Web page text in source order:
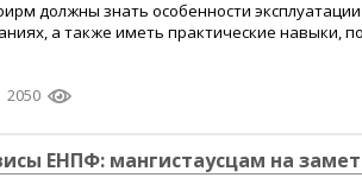
должны знать особенности
а также иметь практические навыки,
2050
ЕНПФ: мангистаусцам на